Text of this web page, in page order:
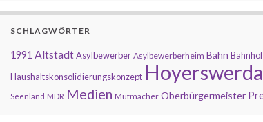
SCHLAGWÖRTER
1991 AltstadtAsylbewerber Asylbewerberheim Bahn Bahnhof
Haushaltskonsolidierungskonzept Hoyerswerda
Seenland MDR Medien Mutmacher Oberbürgermeister